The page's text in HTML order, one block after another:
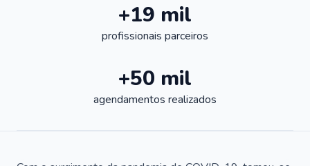
+19 mil
profissionais parceiros
+50 mil
agendamentos realizados